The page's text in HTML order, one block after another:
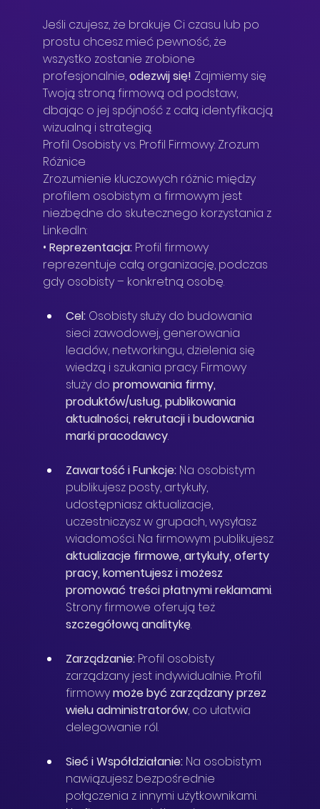
Jeśli czujesz, że brakuje Ci czasu lub po
prostu chcesz mieć pewność, że
wszystko zostanie zrobione
profesjonalnie, odezwij się! Zajmiemy się
Twoją stroną firmową od podstaw,
dbając o jej spójność z całą identyfikacją
wizualną i strategią.
Profil Osobisty vs. Profil Firmowy: Zrozum
Różnice
Zrozumienie kluczowych różnic między
profilem osobistym a firmowym jest
niezbędne do skutecznego korzystania z
LinkedIn:
• Reprezentacja: Profil firmowy
reprezentuje całą organizację, podczas
gdy osobisty – konkretną osobę.
Cel: Osobisty służy do budowania
sieci zawodowej, generowania
leadów, networkingu, dzielenia się
wiedzą i szukania pracy. Firmowy
służy do promowania firmy,
produktów/usług, publikowania
aktualności, rekrutacji i budowania
marki pracodawcy.
Zawartość i Funkcje: Na osobistym
publikujesz posty, artykuły,
udostępniasz aktualizacje,
uczestniczysz w grupach, wysyłasz
wiadomości. Na firmowym publikujesz
aktualizacje firmowe, artykuły, oferty
pracy, komentujesz i możesz
promować treści płatnymi reklamami.
Strony firmowe oferują też
szczegółową analitykę.
Zarządzanie: Profil osobisty
zarządzany jest indywidualnie. Profil
firmowy może być zarządzany przez
wielu administratorów, co ułatwia
delegowanie ról.
Sieć i Współdziałanie: Na osobistym
nawiązujesz bezpośrednie
połączenia z innymi użytkownikami.